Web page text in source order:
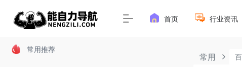
常用推荐
首页 行业资讯
常用